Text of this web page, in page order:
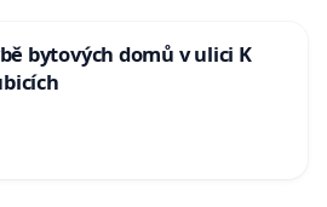
bytových domů v ulici K